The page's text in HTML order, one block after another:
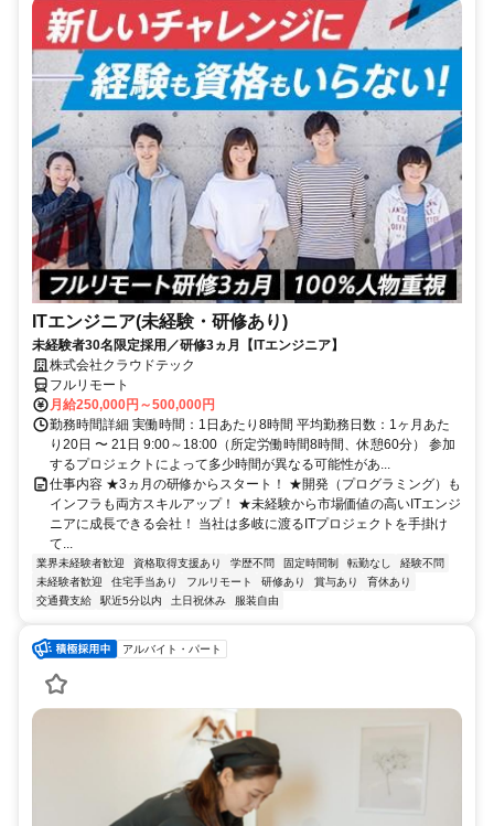
ITエンジニア(未経験・研修あり)
未経験者30名限定採用／研修3ヵ月【ITエンジニア】
株式会社クラウドテック
フルリモート
月給250,000円～500,000円
勤務時間詳細 実働時間：1日あたり8時間 平均勤務日数：1ヶ月あた
り20日 〜 21日 9:00～18:00（所定労働時間8時間、休憩60分） 参加
するプロジェクトによって多少時間が異なる可能性があ...
仕事内容 ★3ヵ月の研修からスタート！ ★開発（プログラミング）も
インフラも両方スキルアップ！ ★未経験から市場価値の高いITエンジ
ニアに成長できる会社！ 当社は多岐に渡るITプロジェクトを手掛け
て...
業界未経験者歓迎 資格取得支援あり 学歴不問 固定時間制 転勤なし
経験不問
未経験者歓迎
住宅手当あり フルリモート 研修あり 賞与あり
育休あり
交通費支給
駅近5分以内 土日祝休み 服装自由
アルバイト・パート